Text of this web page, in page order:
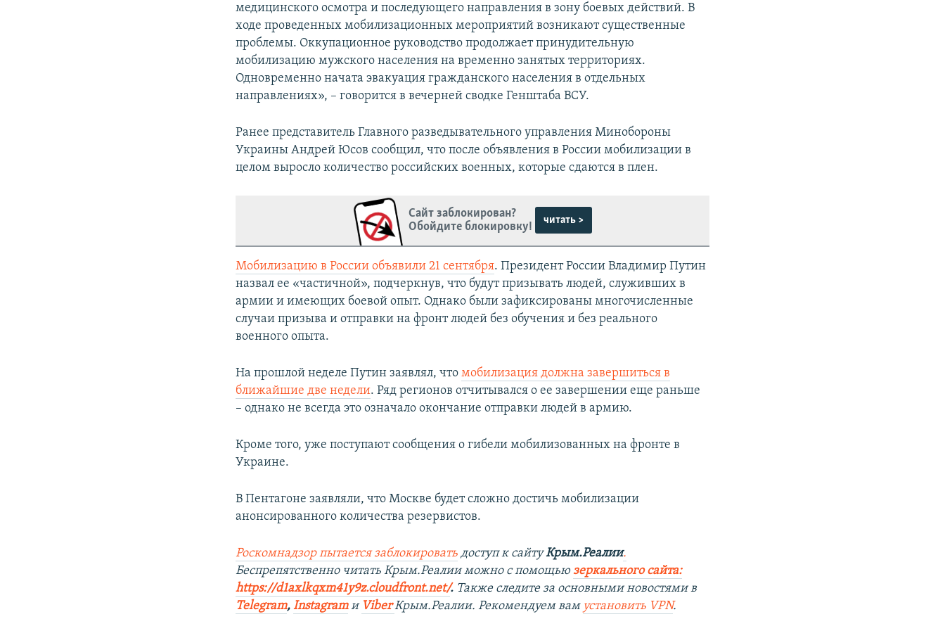
медицинского осмотра и последующего направления в зону боевых действий. В
ходе проведенных мобилизационных мероприятий возникают существенные
проблемы. Оккупационное руководство продолжает принудительную
мобилизацию мужского населения на временно занятых территориях.
Одновременно начата эвакуация гражданского населения в отдельных
направлениях», – говорится в вечерней сводке Генштаба ВСУ.
Ранее представитель Главного разведывательного управления Минобороны
Украины Андрей Юсов сообщил, что после объявления в России мобилизации в
целом выросло количество российских военных, которые сдаются в плен.
Сайт заблокирован?
Обойдите блокировку!
читать >
Мобилизацию в России объявили 21 сентября. Президент России Владимир Путин
назвал ее «частичной», подчеркнув, что будут призывать людей, служивших в
армии и имеющих боевой опыт. Однако были зафиксированы многочисленные
случаи призыва и отправки на фронт людей без обучения и без реального
военного опыта.
На прошлой неделе Путин заявлял, чтомобилизация должна завершиться в
ближайшие две недели. Ряд регионов отчитывался о ее завершении еще раньше
– однако не всегда это означало окончание отправки людей в армию.
Кроме того, уже поступают сообщения о гибели мобилизованных на фронте в
Украине.
В Пентагоне заявляли, что Москве будет сложно достичь мобилизации
анонсированного количества резервистов.
Роскомнадзор пытается заблокировать доступ к сайтуКрым.Реалии.
Беспрепятственно читать Крым.Реалии можно с помощьюзеркального сайта:
https://d1axlkqxm41y9z.cloudfront.net/. ​ Также следите за основными новостями в
Telegram, Instagram и ViberКрым.Реалии. Рекомендуем вам установить VPN.